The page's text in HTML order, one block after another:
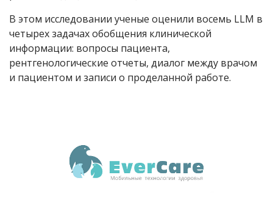
В этом исследовании ученые оценили восемь LLM в
четырех задачах обобщения клинической
информации: вопросы пациента,
рентгенологические отчеты, диалог между врачом
и пациентом и записи о проделанной работе.